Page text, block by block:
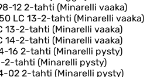
12 2-tahti (Minarelli vaaka)
LC 13-2-tahti (Minarelli vaaka)
13-2-tahti (Minarelli vaaka)
14-2-tahti (Minarelli vaaka)
16 2-tahti (Minarelli pysty)
2-tahti (Minarelli pysty)
02 2-tahti (Minarelli pysty)